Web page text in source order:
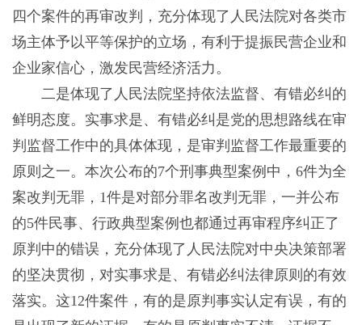
四个案件的再审改判，充分体现了人民法院对各类市
场主体予以平等保护的立场，有利于提振民营企业和
企业家信心，激发民营经济活力。
二是体现了人民法院坚持依法监督、有错必纠的
鲜明态度。实事求是、有错必纠是党的思想路线在审
判监督工作中的具体体现，是审判监督工作最重要的
原则之一。本次公布的7个刑事典型案例中，6件为全
案改判无罪，1件是对部分罪名改判无罪，一并公布
的5件民事、行政典型案例也都通过再审程序纠正了
原判中的错误，充分体现了人民法院对中央决策部署
的坚决贯彻，对实事求是、有错必纠法律原则的有效
落实。这12件案件，有的是原判事实认定有误，有的